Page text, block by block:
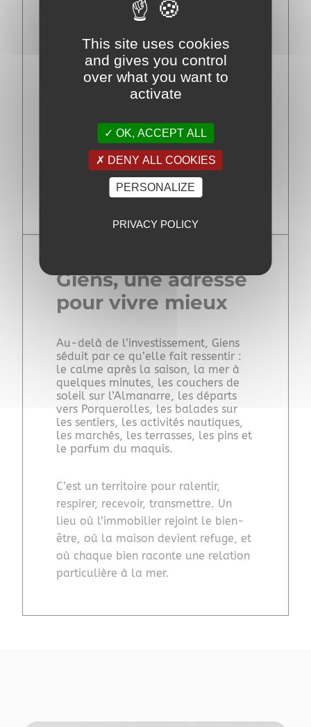
vue mer, maison à Giens, maison
avec piscine ou logements proches
Pour acheter ou vendre dans de
bonnes conditions, il est essentiel
emplacement exact, exposition, vue,
accès, stationnement, état du bâti,
potentiel locatif, contraintes
d’urbanisme, saisonnalité, niveau de
rénovation et qualité des extérieurs.
Giens, une adresse
pour vivre mieux
Au-delà de l’investissement, Giens
séduit par ce qu’elle fait ressentir :
le calme après la saison, la mer à
quelques minutes, les couchers de
soleil sur l’Almanarre, les départs
vers Porquerolles, les balades sur
les sentiers, les activités nautiques,
les marchés, les terrasses, les pins et
le parfum du maquis.
C’est un territoire pour ralentir,
respirer, recevoir, transmettre. Un
lieu où l’immobilier rejoint le bien-
être, où la maison devient refuge, et
où chaque bien raconte une relation
particulière à la mer.
This site uses cookies
and gives you control
over what you want to
activate
OK, ACCEPT ALL
DENY ALL COOKIES
PERSONALIZE
PRIVACY POLICY